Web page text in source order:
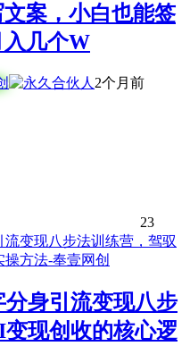
案，小白也能签
几个W
2个月前
23
身引流变现八步
现创收的核心逻